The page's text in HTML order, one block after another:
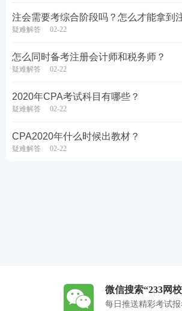
注会需要考综合阶段吗？怎么才能拿到
疑难解答 02-22
怎么同时备考注册会计师和税务师？
疑难解答 02-22
2020年CPA考试科目有哪些？
疑难解答 02-22
CPA2020年什么时候出教材？
疑难解答 02-22
微信搜索“233网
每日推送精彩考试